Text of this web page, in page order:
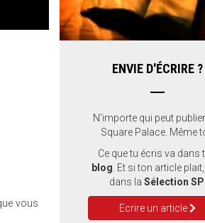
vous
ENVIE D'ÉCRIRE ?
N'importe qui peut
Square Palace. Même
Ce que tu écris va dans
blog . Et si ton article
dans la Sélection SP
Ecrire un article